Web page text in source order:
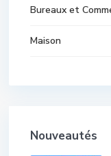
Bureaux et
Maison
Nouveautés